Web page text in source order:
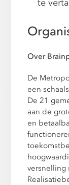
te
Over
De
een
De 21
aan de
en
versnelling